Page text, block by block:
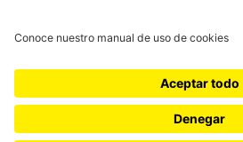
Ediciones especiales
Proyectos 070